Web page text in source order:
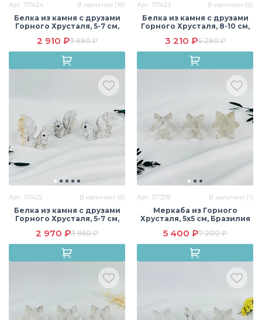
Арт. 117424 В наличии (18)
Белка из камня с друзами
Горного Хрусталя, 5-7 см,
2 910 ₽3 880 ₽
Арт. 117423 В наличии (6)
Белка из камня с друзами
Горного Хрусталя, 8-10 см,
3 210 ₽4 280 ₽
Арт. 117422 В наличии (8)
Белка из камня с друзами
Горного Хрусталя, 5-7 см,
2 970 ₽3 960 ₽
Арт. 117378 В наличии (1)
Меркаба из Горного
Хрусталя, 5х5 см, Бразилия
5 400 ₽7 200 ₽